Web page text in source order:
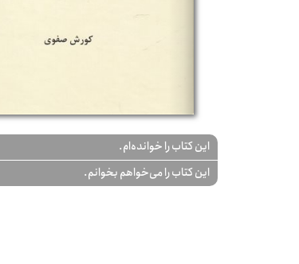
این کتاب را خوانده‌ام.
این کتاب را می‌خواهم بخوانم.